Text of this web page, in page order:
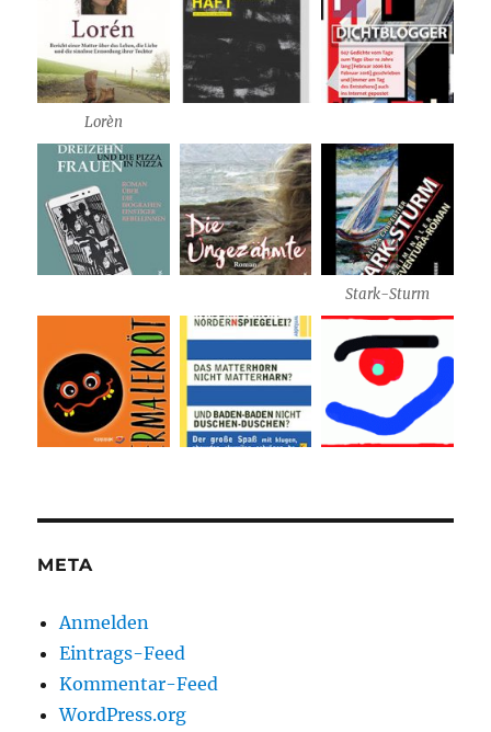
Lorèn
Stark-Sturm
META
Anmelden
Eintrags-Feed
Kommentar-Feed
WordPress.org